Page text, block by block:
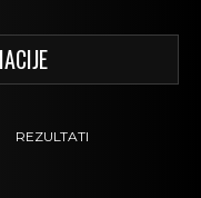
REZULTATI